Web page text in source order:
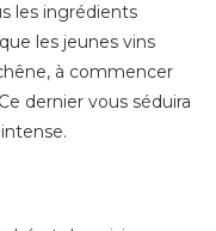
les ingrédients
les jeunes vins
à commencer
dernier vous séduira